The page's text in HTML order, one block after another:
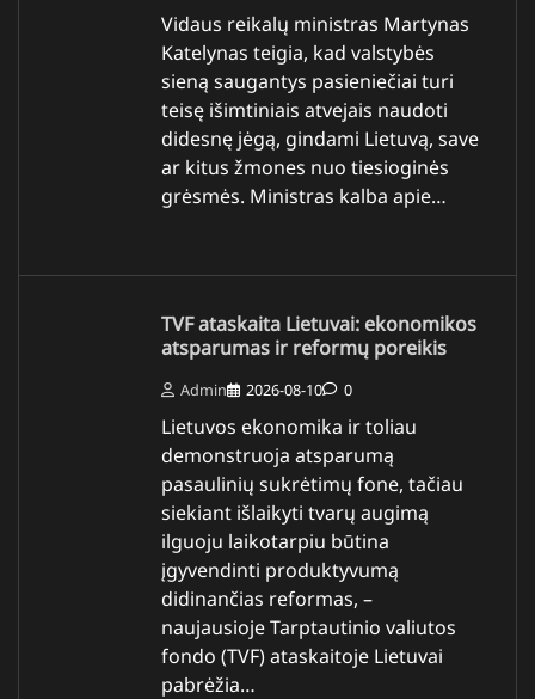
Vidaus reikalų ministras Martynas
Katelynas teigia, kad valstybės
sieną saugantys pasieniečiai turi
teisę išimtiniais atvejais naudoti
didesnę jėgą, gindami Lietuvą, save
ar kitus žmones nuo tiesioginės
grėsmės. Ministras kalba apie…
TVF ataskaita Lietuvai: ekonomikos
atsparumas ir reformų poreikis
Admin 2026-08-10 0
Lietuvos ekonomika ir toliau
demonstruoja atsparumą
pasaulinių sukrėtimų fone, tačiau
siekiant išlaikyti tvarų augimą
ilguoju laikotarpiu būtina
įgyvendinti produktyvumą
didinančias reformas, –
naujausioje Tarptautinio valiutos
fondo (TVF) ataskaitoje Lietuvai
pabrėžia…